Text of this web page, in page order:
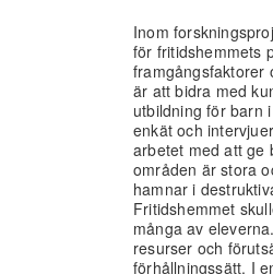
Inom
för fritidshemmets
framgångsfaktorer
är att bidra med
utbildning för barn
enkät och
arbetet med att ge
områden är stora
hamnar i
Fritidshemmet
många av
resurser och
förhållningssätt. I